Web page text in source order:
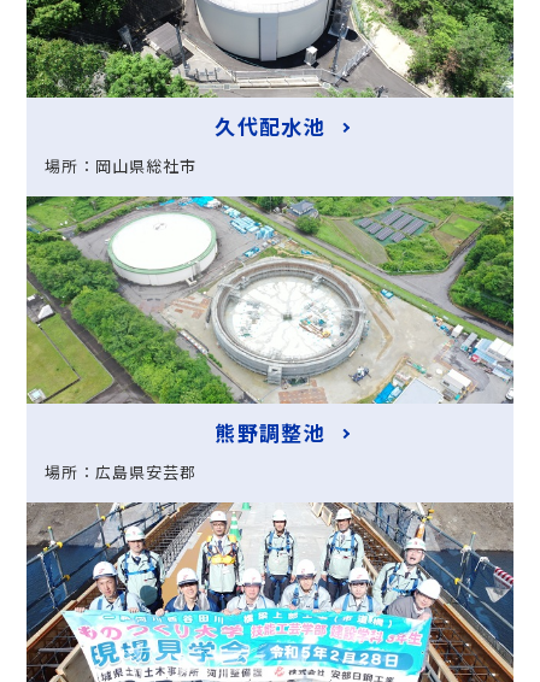
久代配水池
場所：岡山県総社市
熊野調整池
場所：広島県安芸郡